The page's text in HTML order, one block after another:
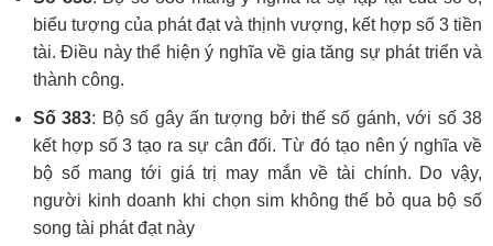
biểu tượng của phát đạt và thịnh vượng, kết hợp số 3 tiền
tài. Điều này thể hiện ý nghĩa về gia tăng sự phát triển và
thành công.
Số 383: Bộ số gây ấn tượng bởi thế số gánh, với số 38
kết hợp số 3 tạo ra sự cân đối. Từ đó tạo nên ý nghĩa về
bộ số mang tới giá trị may mắn về tài chính. Do vậy,
người kinh doanh khi chọn sim không thể bỏ qua bộ số
song tài phát đạt này